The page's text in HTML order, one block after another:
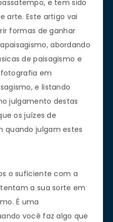
e tem sido
arte. Este artigo vai
formas de ganhar
abordando
de paisagismo e
em
e listando
julgamento destas
os juízes de
quando julgam estes
o suficiente com a
a sua sorte em
É uma
você faz algo que